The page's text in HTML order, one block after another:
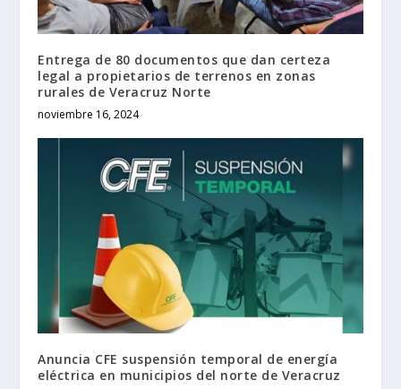
Entrega de 80 documentos que dan certeza
legal a propietarios de terrenos en zonas
rurales de Veracruz Norte
noviembre 16, 2024
Anuncia CFE suspensión temporal de energía
eléctrica en municipios del norte de Veracruz